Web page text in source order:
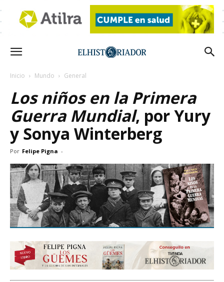
Inicio Mundo General
Los niños en la Primera
Guerra Mundial, por Yury
y Sonya Winterberg
Por Felipe Pigna -